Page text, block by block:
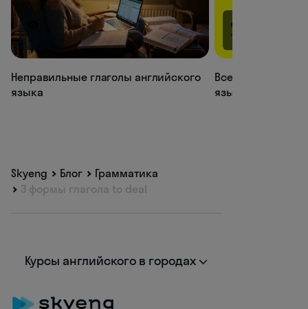
1437K
Неправильные глаголы английского
языка
1365.5K
Все времена
языке
Skyeng Блог
Грамматика
3 формы глагола to deal
Курсы английского в городах